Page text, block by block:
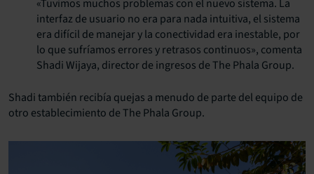
«Tuvimos muchos problemas con el nuevo sistema. La
interfaz de usuario no era para nada intuitiva, el sistema
era difícil de manejar y la conectividad era inestable, por
lo que sufríamos errores y retrasos continuos», comenta
Shadi Wijaya, director de ingresos de The Phala Group.
Shadi también recibía quejas a menudo de parte del equipo de
otro establecimiento de The Phala Group.